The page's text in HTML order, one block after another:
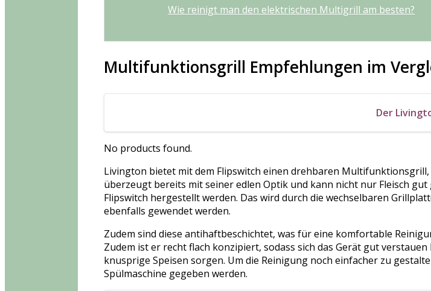
Wie reinigt man den elektrischen Multigrill am besten?
Multifunktionsgrill Empfehlungen im
Der
No products found.
Livington bietet mit dem Flipswitch einen drehbaren
überzeugt bereits mit seiner edlen Optik und kann nicht nur Fleisch
Flipswitch hergestellt werden. Das wird durch die wechselbaren
ebenfalls gewendet werden.
Zudem sind diese antihaftbeschichtet, was für eine komfortable
Zudem ist er recht flach konzipiert, sodass sich das Gerät gut
knusprige Speisen sorgen. Um die Reinigung noch einfacher zu
Spülmaschine gegeben werden.